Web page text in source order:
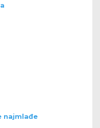
najmlađe